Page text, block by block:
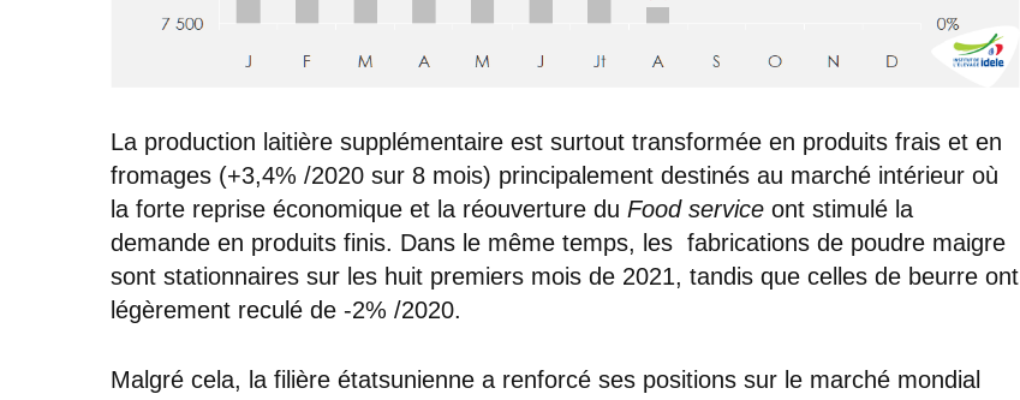
La production laitière supplémentaire est surtout transformée en produits frais et en
fromages (+3,4% /2020 sur 8 mois) principalement destinés au marché intérieur où
la forte reprise économique et la réouverture du Food service ont stimulé la
demande en produits finis. Dans le même temps, les fabrications de poudre maigre
sont stationnaires sur les huit premiers mois de 2021, tandis que celles de beurre ont
légèrement reculé de -2% /2020.
Malgré cela, la filière étatsunienne a renforcé ses positions sur le marché mondial